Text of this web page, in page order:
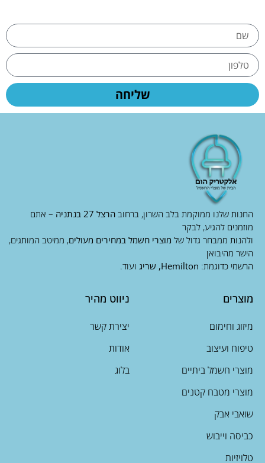
שליחה
החנות שלנו ממוקמת בלב השרון, ברחוב הרצל 27 בנתניה
– אתם
מוזמנים להגיע, לבקר
ולהנות ממבחר גדול של מוצרי חשמל במחירים מעולים , ממיטב המותגים,
הישר מהיבואן
הרשמי כדוגמת: Hemilton, שריג ועוד.
מוצרים
מיזוג וחימום
טיפוח ועיצוב
מוצרי חשמל ביתיים
מוצרי מטבח קטנים
שואבי אבק
כביסה וייבוש
טלויזיות
ניווט מהיר
יצירת קשר
אודות
בלוג